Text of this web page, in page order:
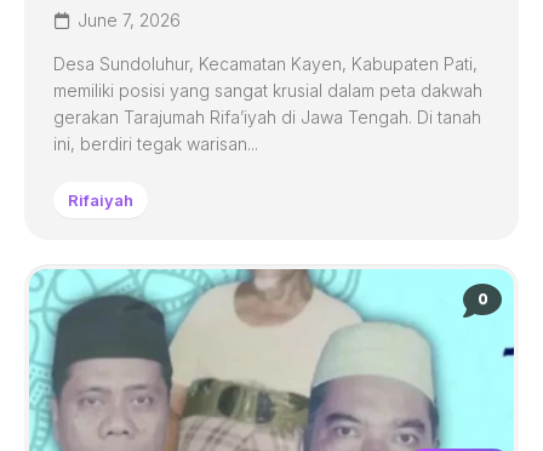
June 7, 2026
Desa Sundoluhur, Kecamatan Kayen, Kabupaten Pati,
memiliki posisi yang sangat krusial dalam peta dakwah
gerakan Tarajumah Rifa’iyah di Jawa Tengah. Di tanah
ini, berdiri tegak warisan...
Rifaiyah
0